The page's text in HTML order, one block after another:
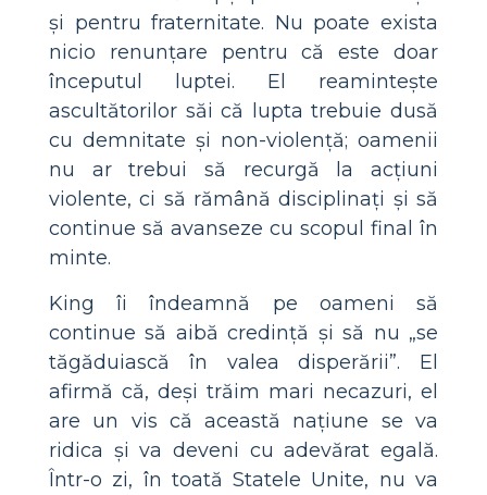
și pentru fraternitate. Nu poate exista
nicio renunțare pentru că este doar
începutul luptei. El reamintește
ascultătorilor săi că lupta trebuie dusă
cu demnitate și non-violență; oamenii
nu ar trebui să recurgă la acțiuni
violente, ci să rămână disciplinați și să
continue să avanseze cu scopul final în
minte.
King îi îndeamnă pe oameni să
continue să aibă credință și să nu „se
tăgăduiască în valea disperării”. El
afirmă că, deși trăim mari necazuri, el
are un vis că această națiune se va
ridica și va deveni cu adevărat egală.
Într-o zi, în toată Statele Unite, nu va